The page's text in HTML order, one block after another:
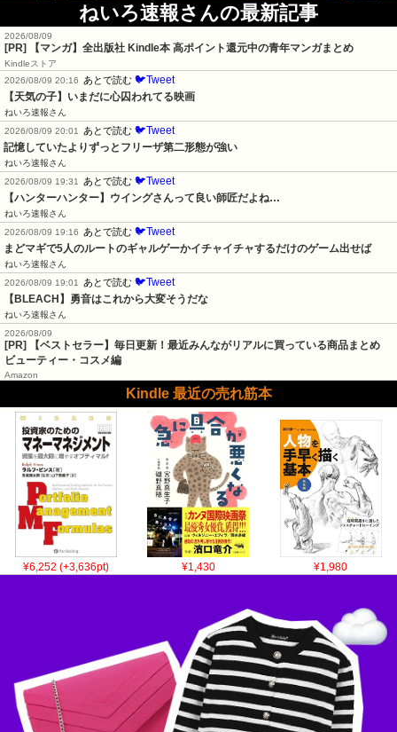
ねいろ速報さんの最新記事
2026/08/09
[PR] 【マンガ】全出版社 Kindle本 高ポイント還元中の青年マンガまとめ
Kindleストア
2026/08/09 20:16
あとで読む 🐦Tweet
【天気の子】いまだに心囚われてる映画
ねいろ速報さん
2026/08/09 20:01
あとで読む 🐦Tweet
記憶していたよりずっとフリーザ第二形態が強い
ねいろ速報さん
2026/08/09 19:31
あとで読む 🐦Tweet
【ハンターハンター】ウイングさんって良い師匠だよね…
ねいろ速報さん
2026/08/09 19:16
あとで読む 🐦Tweet
まどマギで5人のルートのギャルゲーかイチャイチャするだけのゲーム出せば
ねいろ速報さん
2026/08/09 19:01
あとで読む 🐦Tweet
【BLEACH】勇音はこれから大変そうだな
ねいろ速報さん
2026/08/09
[PR] 【ベストセラー】毎日更新！最近みんながリアルに買っている商品まとめ
ビューティー・コスメ編
Amazon
Kindle 最近の売れ筋本
¥6,252 (+3,636pt) ¥1,430 ¥1,980